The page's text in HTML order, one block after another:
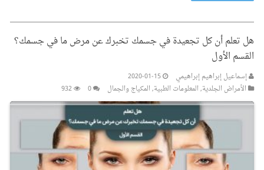
هل تعلم أن كل تجعيدة في جسمك تخبرك عن مرض ما في جسمك؟
القسم الأول
إسماعيل إبراهيم إبراهيمي
2020-01-15
الأمراض الجلدیة,المعلومات الطبیة,المکیاج والجمال 0
932